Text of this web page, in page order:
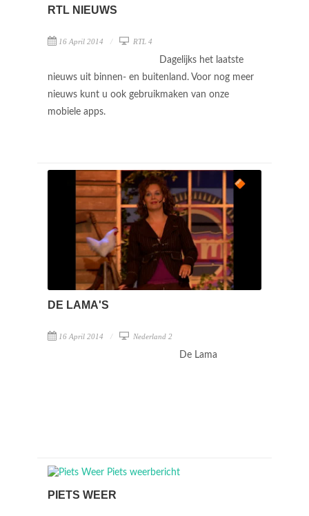
RTL NIEUWS
16 April 2014 RTL 4
Dagelijks het laatste
nieuws uit binnen- en buitenland. Voor nog meer
nieuws kunt u ook gebruikmaken van onze
mobiele apps.
DE LAMA'S
16 April 2014 Nederland 2
De Lama
PIETS WEER